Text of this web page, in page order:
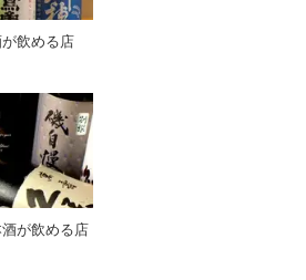
飲める店
酒が飲める店